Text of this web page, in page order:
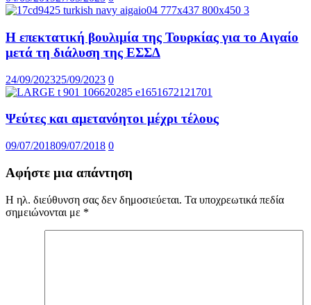
Η επεκτατική βουλιμία της Τουρκίας για το Αιγαίο
μετά τη διάλυση της ΕΣΣΔ
24/09/202325/09/2023 0
Ψεύτες και αμετανόητοι μέχρι τέλους
09/07/201809/07/2018 0
Αφήστε μια απάντηση
Η ηλ. διεύθυνση σας δεν δημοσιεύεται. Τα υποχρεωτικά πεδία
σημειώνονται με *